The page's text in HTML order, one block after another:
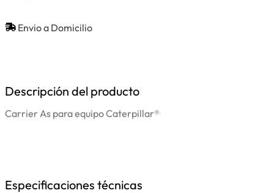
Envio a Domicilio
Descripción del producto
Carrier As para equipo Caterpillar®
Especificaciones técnicas